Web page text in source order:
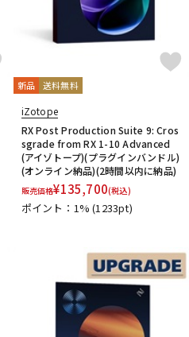
新品 送料無料
iZotope
RX Post Production Suite 9: Cros
sgrade from RX 1-10 Advanced
(アイゾトープ)(プラグインバンドル)
(オンライン納品)(2時間以内に納品)
販売価格¥135,700(税込)
ポイント：1%(1233pt)